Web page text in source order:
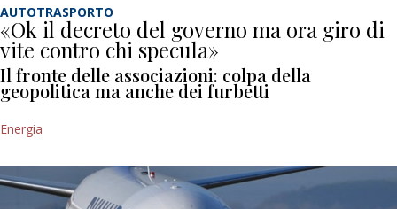
AUTOTRASPORTO
«Ok il decreto del governo ma ora giro di
vite contro chi specula»
Il fronte delle associazioni: colpa della
geopolitica ma anche dei furbetti
Energia